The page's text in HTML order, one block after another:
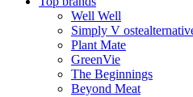
Well Well
Simply V
Plant Mate
GreenVie
The Beginnings
Beyond Meat